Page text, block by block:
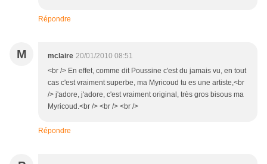
Répondre
M mclaire 20/01/2010 08:51
<br /> En effet, comme dit Poussine c'est du jamais vu, en tout
cas c'est vraiment superbe, ma Myricoud tu es une artiste,<br
/> j'adore, j'adore, c'est vraiment original, très gros bisous ma
Myricoud.<br /> <br /> <br />
Répondre